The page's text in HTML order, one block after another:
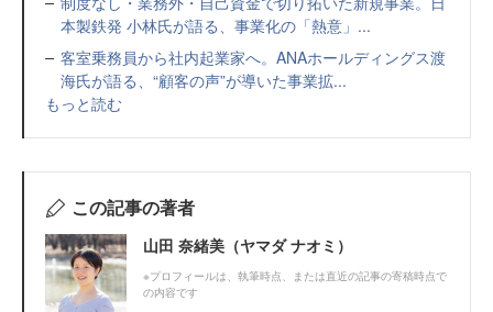
本製鉄発 小林氏が語る、事業化の「熱意」...
客室乗務員から社内起業家へ。ANAホールディングス渡
海氏が語る、“顧客の声”が導いた事業拡...
もっと読む
この記事の著者
山田 奈緒美（ヤマダ ナオミ）
※プロフィールは、執筆時点、または直近の記事の寄稿時点で
の内容です